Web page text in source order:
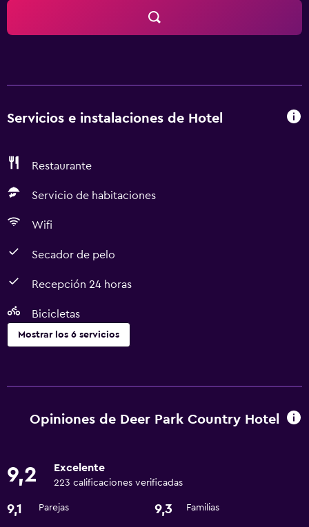
Servicios e instalaciones de Hotel
Restaurante
Servicio de habitaciones
Wifi
Secador de pelo
Recepción 24 horas
Bicicletas
Mostrar los 6 servicios
Servicio de habitaciones
Secador de pelo
Comedor
Opiniones de Deer Park Country Hotel
9,2 Excelente
223 calificaciones verificadas
9,1 Parejas 9,3 Familias